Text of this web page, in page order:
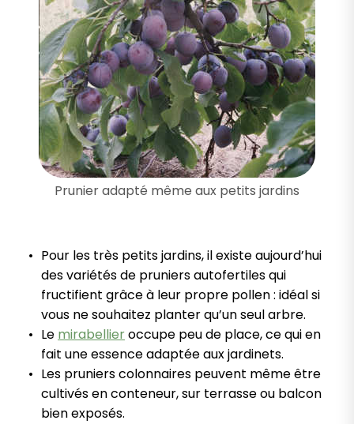
Prunier adapté même aux petits jardins
Pour les très petits jardins, il existe aujourd’hui
des variétés de pruniers autofertiles qui
fructifient grâce à leur propre pollen : idéal si
vous ne souhaitez planter qu’un seul arbre.
Le mirabellieroccupe peu de place, ce qui en
fait une essence adaptée aux jardinets.
Les pruniers colonnaires peuvent même être
cultivés en conteneur, sur terrasse ou balcon
bien exposés.